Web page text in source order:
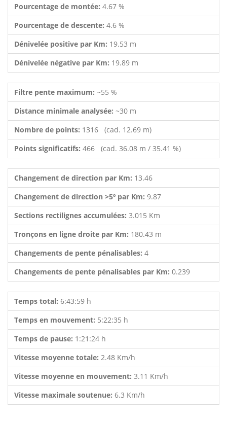
Pourcentage de montée: 4.67 %
Pourcentage de descente: 4.6 %
Dénivelée positive par Km: 19.53 m
Dénivelée négative par Km: 19.89 m
Filtre pente maximum: ~55 %
Distance minimale analysée: ~30 m
Nombre de points: 1316 (cad. 12.69 m)
Points significatifs: 466 (cad. 36.08 m / 35.41 %)
Changement de direction par Km: 13.46
Changement de direction >5º par Km: 9.87
Sections rectilignes accumulées: 3.015 Km
Tronçons en ligne droite par Km: 180.43 m
Changements de pente pénalisables: 4
Changements de pente pénalisables par Km: 0.239
Temps total: 6:43:59 h
Temps en mouvement: 5:22:35 h
Temps de pause: 1:21:24 h
Vitesse moyenne totale: 2.48 Km/h
Vitesse moyenne en mouvement: 3.11 Km/h
Vitesse maximale soutenue: 6.3 Km/h